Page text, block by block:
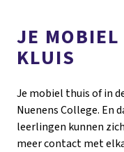
JE
KLUIS
Je mobiel thuis of in
Nuenens College. En
leerlingen kunnen
meer contact met